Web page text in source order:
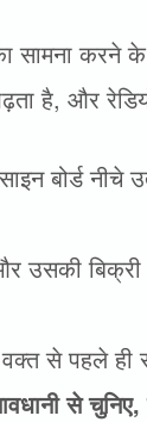
करने के
है, और
बोर्ड नीचे
उसकी
से पहले ही
से